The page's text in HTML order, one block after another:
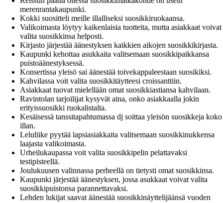
merenrantakaupunki.
Kokki suositteli meille illalliseksi suosikkiruokaansa.
Valikoimasta löytyy kaikenlaisia tuotteita, mutta asiakkaat voivat
valita suosikkinsa helposti.
Kirjasto järjestää äänestyksen kaikkien aikojen suosikkikirjasta.
Kaupunki kehottaa asukkaita valitsemaan suosikkipaikkansa
puistoäänestyksessä.
Konsertissa yleisö sai äänestää toivekappaleestaan suosikiksi.
Kahvilassa voit valita suosikkitäytteesi croissanttiin.
Asiakkaat tuovat mielellään omat suosikkiastiansa kahvilaan.
Ravintolan tarjoilijat kysyvät aina, onko asiakkaalla jokin
erityissuosikki ruokalistalta.
Kesäisessä tanssitapahtumassa dj soittaa yleisön suosikkeja koko
illan.
Leluliike pyytää lapsiasiakkaita valitsemaan suosikkinukkensa
laajasta valikoimasta.
Urheilukaupassa voit valita suosikkipelin pelattavaksi
testipisteellä.
Joulukuusen valinnassa perheellä on tietysti omat suosikkinsa.
Kaupunki järjestää äänestyksen, jossa asukkaat voivat valita
suosikkipuistonsa parannettavaksi.
Lehden lukijat saavat äänestää suosikkinäyttelijäänsä vuoden